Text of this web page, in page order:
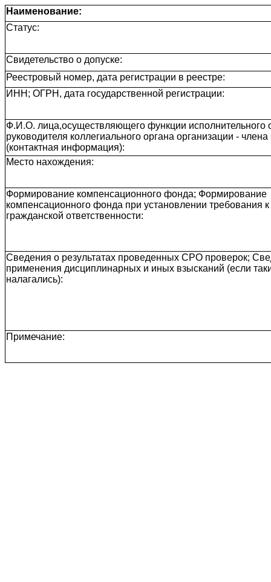
Наименование:
Статус:
Свидетельство о допуске:
Реестровый номер, дата регистрации в реестре:
ИНН; ОГРН, дата государственной регистрации:
Ф.И.О. лица,осуществляющего функции исполнительного
руководителя коллегиального органа организации -
(контактная информация):
Место нахождения:
Формирование компенсационного фонда; Формирование
компенсационного фонда при установлении требования
гражданской ответственности:
Сведения о результатах проведенных СРО проверок;
применения дисциплинарных и иных взысканий (если
налагались):
Примечание: